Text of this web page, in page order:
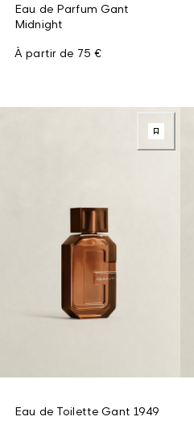
Eau de Parfum Gant
Midnight
À partir de 75 €
Eau de Toilette Gant 1949